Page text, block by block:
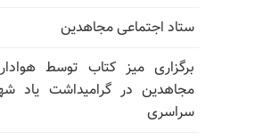
ستاد اجتماعی مجاهدین
برگزاری میز کتاب توسط
مجاهدین در گرامیداشت یاد
سراسری